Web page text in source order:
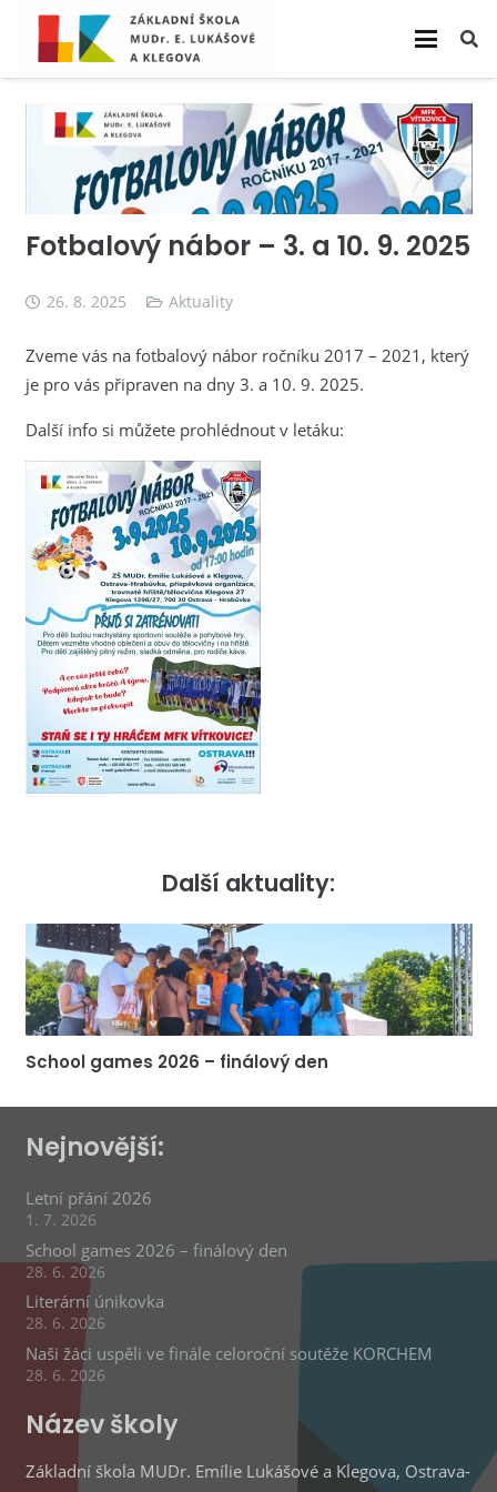
Fotbalový nábor – 3. a 10. 9. 2025
26. 8. 2025 Aktuality
Zveme vás na fotbalový nábor ročníku 2017 – 2021, který
je pro vás připraven na dny 3. a 10. 9. 2025.
Další info si můžete prohlédnout v letáku:
Další aktuality:
School games 2026 – finálový den
Nejnovější:
Letní přání 2026
1. 7. 2026
School games 2026 – finálový den
28. 6. 2026
Literární únikovka
28. 6. 2026
Naši žáci uspěli ve finále celoroční soutěže KORCHEM
28. 6. 2026
Název školy
Základní škola MUDr. Emílie Lukášové a Klegova, Ostrava-